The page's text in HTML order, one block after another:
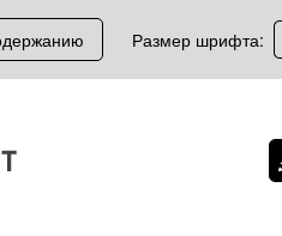
Размер шрифта: